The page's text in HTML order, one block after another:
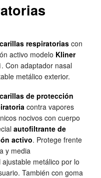
respiratoriascon
activo modelo Kliner
. Con adaptador nasal
metálico exterior.
de protección
contra vapores
nocivos con cuerpo
autofiltrante de
activo. Protege frente
y media
metálico por lo
También con goma